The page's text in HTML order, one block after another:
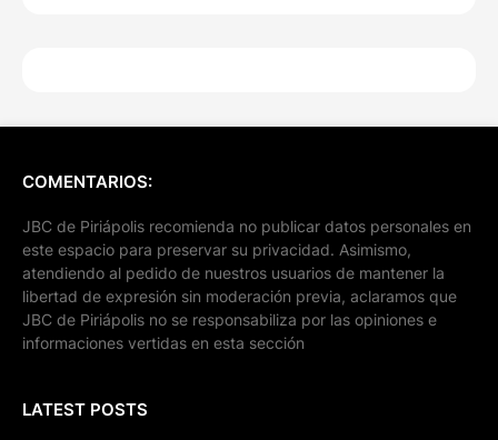
COMENTARIOS:
JBC de Piriápolis recomienda no publicar datos personales en
este espacio para preservar su privacidad. Asimismo,
atendiendo al pedido de nuestros usuarios de mantener la
libertad de expresión sin moderación previa, aclaramos que
JBC de Piriápolis no se responsabiliza por las opiniones e
informaciones vertidas en esta sección
LATEST POSTS